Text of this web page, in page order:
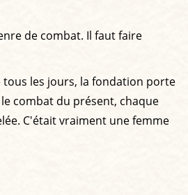
de combat. Il faut faire
tous les jours, la fondation porte
combat du présent, chaque
C'était vraiment une femme